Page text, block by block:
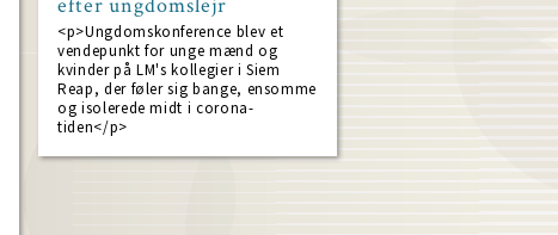
<p>Ungdomskonference blev et
vendepunkt for unge mænd og
kvinder på LM's kollegier i Siem
Reap, der føler sig bange, ensomme
og isolerede midt i corona-
tiden</p>